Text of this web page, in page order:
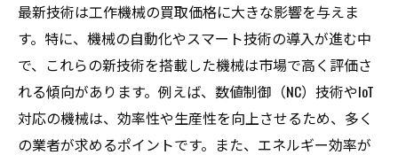
最新技術は工作機械の買取価格に大きな影響を与えま
す。特に、機械の自動化やスマート技術の導入が進む中
で、これらの新技術を搭載した機械は市場で高く評価さ
れる傾向があります。例えば、数値制御（NC）技術やIoT
対応の機械は、効率性や生産性を向上させるため、多く
の業者が求めるポイントです。また、エネルギー効率が